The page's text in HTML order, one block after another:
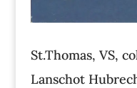
St.Thomas, VS,
Lanschot